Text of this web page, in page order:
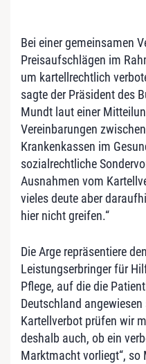
Bei einer gemeinsamen
Preisaufschlägen im
um kartellrechtlich
sagte der Präsident des
Mundt laut einer
Vereinbarungen
Krankenkassen im
sozialrechtliche
Ausnahmen vom
vieles deute aber
hier nicht greifen.“
Die Arge repräsentiere
Leistungserbringer für
Pflege, auf die die
Deutschland angewiesen
Kartellverbot prüfen wir
deshalb auch, ob ein
Marktmacht vorliegt“, so